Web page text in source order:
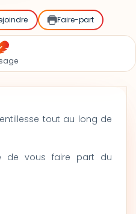
Faire-part
tout au long de
de vous faire part du